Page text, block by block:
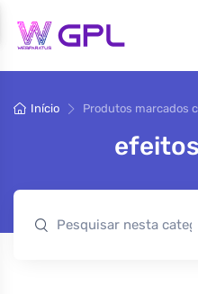
Início Produtos marcados